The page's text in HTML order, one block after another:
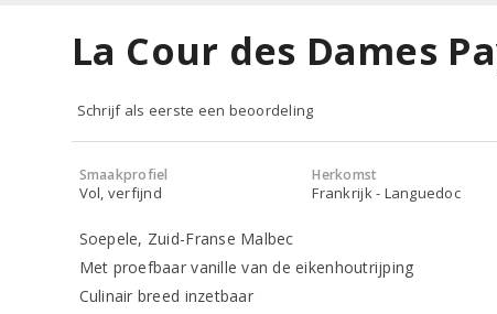
La Cour des Dames
Schrijf als eerste een beoordeling
Smaakprofiel
Vol, verfijnd
Herkomst
Frankrijk - Languedoc
Soepele, Zuid-Franse Malbec
Met proefbaar vanille van de eikenhoutrijping
Culinair breed inzetbaar